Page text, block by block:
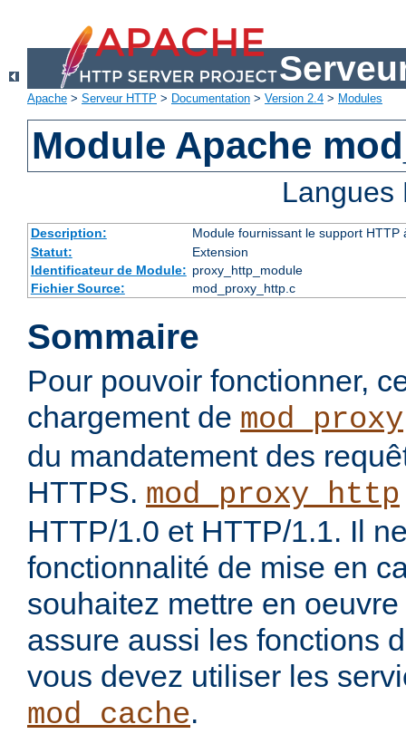
Apache > Serveur HTTP > Documentation > Version 2.4 > Modules
Module Apache
Description:
Module fournissant le support HTTP
Statut:
Extension
Identificateur de Module: proxy_http_module
Fichier Source:
mod_proxy_http.c
Sommaire
Pour pouvoir fonctionner,
chargement de mod_proxy
du mandatement des
HTTPS. mod_proxy_http
HTTP/1.0 et HTTP/1.1. Il
fonctionnalité de mise en
souhaitez mettre en
assure aussi les fonctions
vous devez utiliser les
mod_cache.